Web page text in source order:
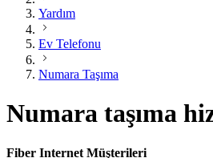
Yardım
Ev Telefonu
Numara Taşıma
Numara taşıma
Fiber Internet Müşterileri